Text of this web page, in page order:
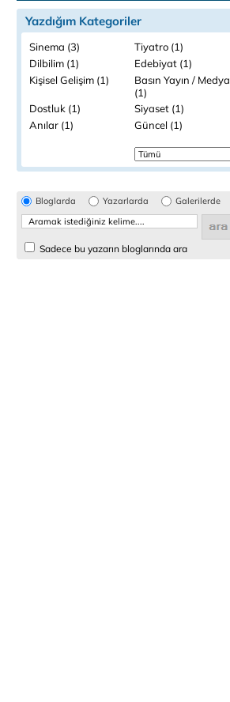
Yazdığım Kategoriler
Sinema (3)
Tiyatro (1)
Dilbilim (1)
Edebiyat (1)
Kişisel Gelişim (1)
Basın Yayın / Medya
(1)
Dostluk (1)
Siyaset (1)
Anılar (1)
Güncel (1)
Bloglarda Yazarlarda Galerilerde
Sadece bu yazarın bloglarında ara